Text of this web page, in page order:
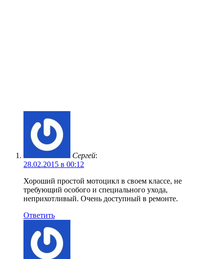
Сергей:
28.02.2015 в 00:12
Хороший простой мотоцикл в своем классе, не
требующий особого и специального ухода,
неприхотливый. Очень доступный в ремонте.
Ответить